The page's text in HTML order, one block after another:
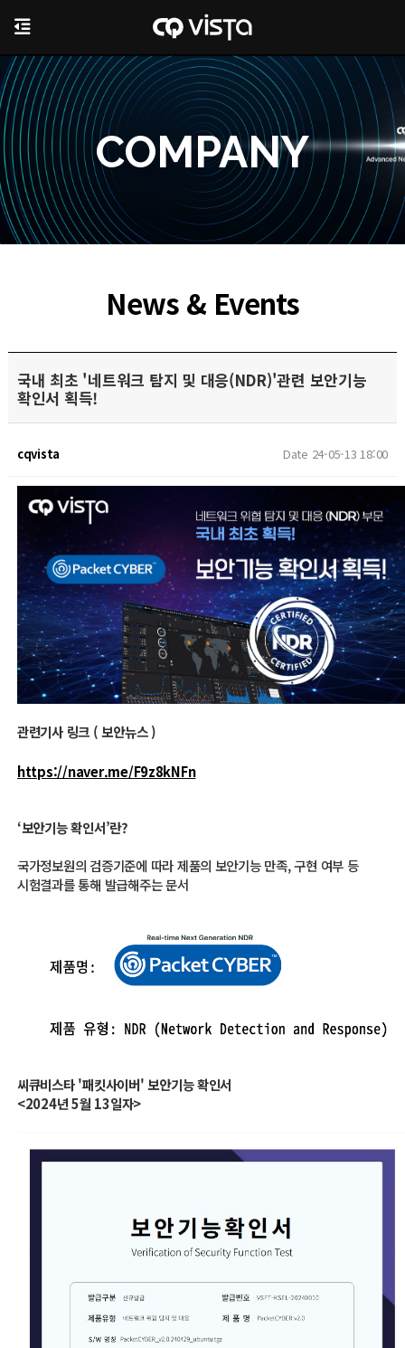
COMPANY
News & Events
국내 최초 '네트워크 탐지 및 대응(NDR)'관련 보안기능
확인서 획득!
cqvista Date 24-05-13 18:00
관련기사 링크 ( 보안뉴스 )
https://naver.me/F9z8kNFn
‘보안기능 확인서’란?
국가정보원의 검증기준에 따라 제품의 보안기능 만족, 구현 여부 등
시험결과를 통해 발급해주는 문서
씨큐비스타 '패킷사이버' 보안기능 확인서
<2024년 5월 13일자>